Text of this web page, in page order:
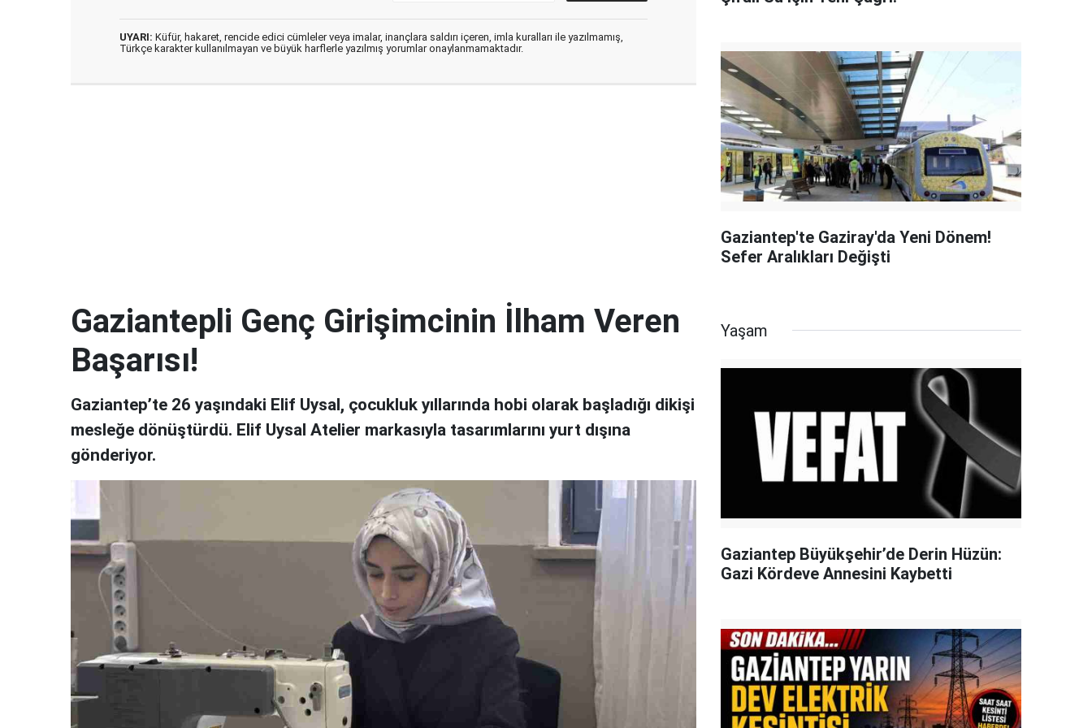
UYARI: Küfür, hakaret, rencide edici cümleler veya imalar, inançlara saldırı içeren, imla kuralları ile yazılmamış,
Türkçe karakter kullanılmayan ve büyük harflerle yazılmış yorumlar onaylanmamaktadır.
Gaziantep'te Gaziray'da Yeni Dönem!
Sefer Aralıkları Değişti
Gaziantepli Genç Girişimcinin İlham Veren
Başarısı!
Gaziantep’te 26 yaşındaki Elif Uysal, çocukluk yıllarında hobi olarak başladığı dikişi
mesleğe dönüştürdü. Elif Uysal Atelier markasıyla tasarımlarını yurt dışına
gönderiyor.
Yaşam
Gaziantep Büyükşehir’de Derin Hüzün:
Gazi Kördeve Annesini Kaybetti